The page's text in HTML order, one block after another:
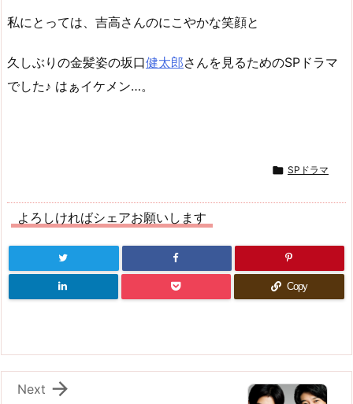
私にとっては、吉高さんのにこやかな笑顔と
久しぶりの金髪姿の坂口健太郎さんを見るためのSPドラマ
でした♪ はぁイケメン…。
 SPドラマ
よろしければシェアお願いします
Copy

Next